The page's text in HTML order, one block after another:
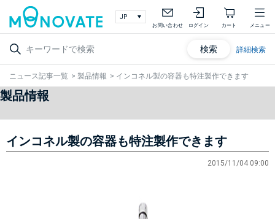
お問い合わせ ログイン カート メニュー
検索 詳細検索
ニュース記事一覧 > 製品情報 > インコネル製の容器も特注製作できます
製品情報
インコネル製の容器も特注製作できます
2015/11/04 09:00